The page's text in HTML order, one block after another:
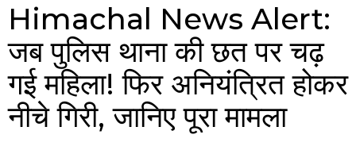
Himachal News Alert:
जब पुलिस थाना की छत पर चढ़
गई महिला! फिर अनियंत्रित होकर
नीचे गिरी, जानिए पूरा मामला